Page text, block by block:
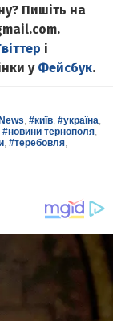
Пишіть на
і
у Фейсбук.
, #київ, #україна,
#новини тернополя,
, #теребовля,